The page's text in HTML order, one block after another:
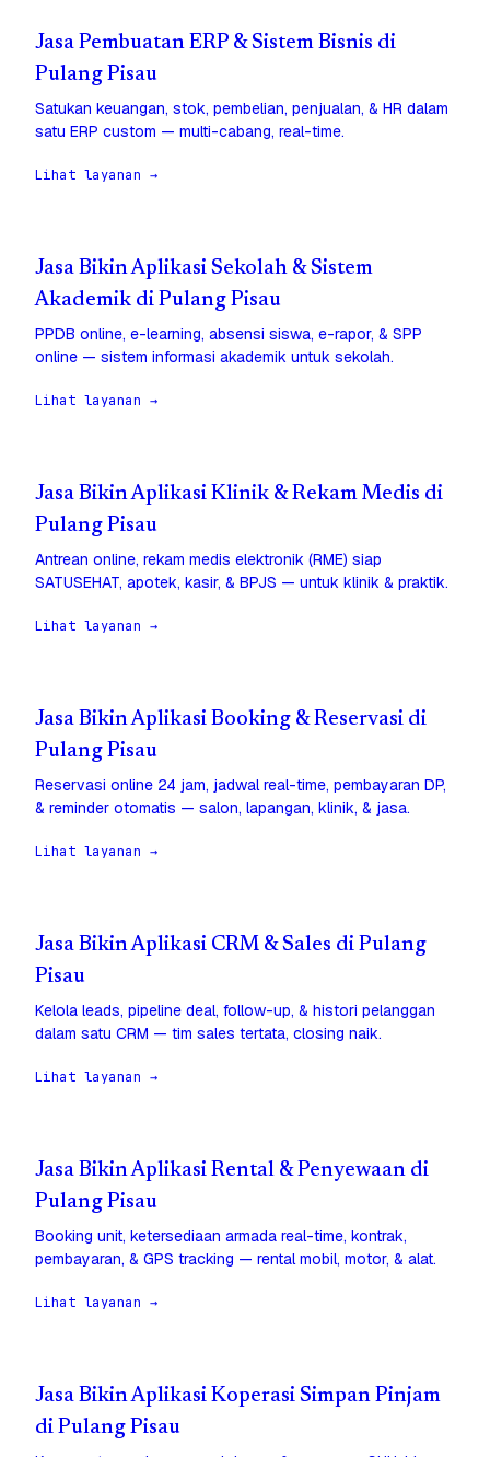
Jasa Pembuatan ERP & Sistem Bisnis di
Pulang Pisau
Satukan keuangan, stok, pembelian, penjualan, & HR dalam
satu ERP custom — multi-cabang, real-time.
Lihat layanan →
Jasa Bikin Aplikasi Sekolah & Sistem
Akademik di Pulang Pisau
PPDB online, e-learning, absensi siswa, e-rapor, & SPP
online — sistem informasi akademik untuk sekolah.
Lihat layanan →
Jasa Bikin Aplikasi Klinik & Rekam Medis di
Pulang Pisau
Antrean online, rekam medis elektronik (RME) siap
SATUSEHAT, apotek, kasir, & BPJS — untuk klinik & praktik.
Lihat layanan →
Jasa Bikin Aplikasi Booking & Reservasi di
Pulang Pisau
Reservasi online 24 jam, jadwal real-time, pembayaran DP,
& reminder otomatis — salon, lapangan, klinik, & jasa.
Lihat layanan →
Jasa Bikin Aplikasi CRM & Sales di Pulang
Pisau
Kelola leads, pipeline deal, follow-up, & histori pelanggan
dalam satu CRM — tim sales tertata, closing naik.
Lihat layanan →
Jasa Bikin Aplikasi Rental & Penyewaan di
Pulang Pisau
Booking unit, ketersediaan armada real-time, kontrak,
pembayaran, & GPS tracking — rental mobil, motor, & alat.
Lihat layanan →
Jasa Bikin Aplikasi Koperasi Simpan Pinjam
di Pulang Pisau